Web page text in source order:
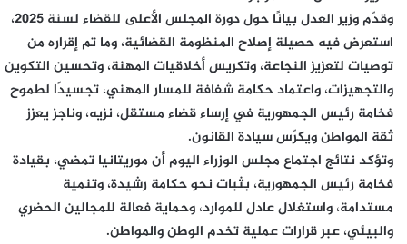
وقدّم وزير العدل بيانًا حول دورة المجلس الأعلى للقضاء لسنة 2025،
استعرض فيه حصيلة إصلاح المنظومة القضائية، وما تم إقراره من
توصيات لتعزيز النجاعة، وتكريس أخلاقيات المهنة، وتحسين التكوين
والتجهيزات، واعتماد حكامة شفافة للمسار المهني، تجسيدًا لطموح
فخامة رئيس الجمهورية في إرساء قضاء مستقل، نزيه، وناجز يعزز
ثقة المواطن ويكرّس سيادة القانون.
وتؤكد نتائج اجتماع مجلس الوزراء اليوم أن موريتانيا تمضي، بقيادة
فخامة رئيس الجمهورية، بثبات نحو حكامة رشيدة، وتنمية
مستدامة، واستغلال عادل للموارد، وحماية فعالة للمجالين الحضري
والبيئي، عبر قرارات عملية تخدم الوطن والمواطن.